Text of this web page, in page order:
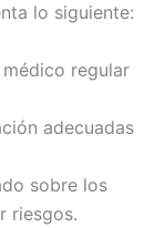
lo siguiente:
regular
adecuadas
sobre los
riesgos.